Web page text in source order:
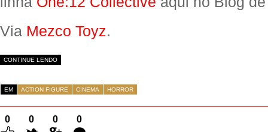
Via Mezco Toyz.
CONTINUE LENDO
EM ACTION FIGURE CINEMA HORROR
0 0 0
0